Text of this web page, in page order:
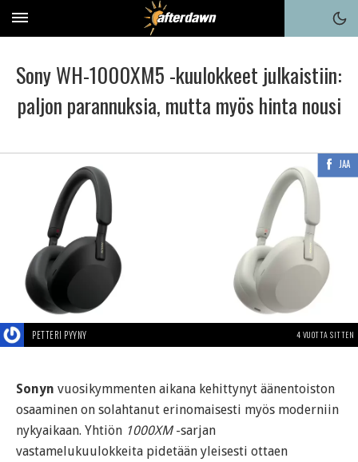
Sony WH-1000XM5 -kuulokkeet julkaistiin:
paljon parannuksia, mutta myös hinta nousi
JAA
PETTERI PYYNY 4 VUOTTA SITTEN
Sonyn vuosikymmenten aikana kehittynyt äänentoiston
osaaminen on solahtanut erinomaisesti myös moderniin
nykyaikaan. Yhtiön 1000XM-sarjan
vastamelukuulokkeita pidetään yleisesti ottaen